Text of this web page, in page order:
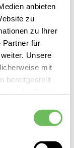
anbieten
zu
zu Ihrer
Partner für
Unsere
mit
bereitgestellt